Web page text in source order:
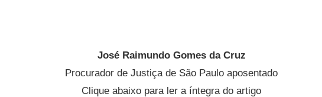
José Raimundo Gomes da Cruz
Procurador de Justiça de São Paulo aposentado
Clique abaixo para ler a íntegra do artigo